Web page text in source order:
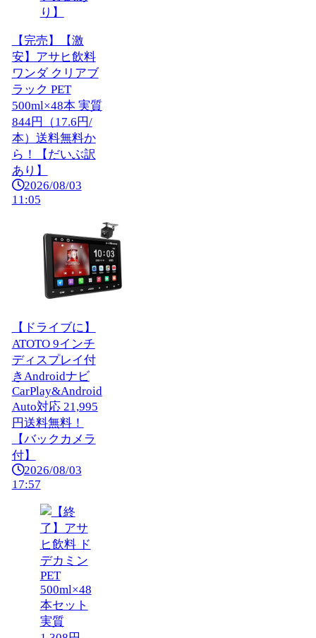
【完売】【激
安】アサヒ飲料
ワンダ クリアブ
ラック PET
500ml×48本 実質
844円（17.6円/
本）送料無料か
ら！【だいぶ訳
あり】
2026/08/03
11:05
【ドライブに】
ATOTO 9インチ
ディスプレイ付
きAndroidナビ
CarPlay&Android
Auto対応 21,995
円送料無料！
【バックカメラ
付】
2026/08/03
17:57